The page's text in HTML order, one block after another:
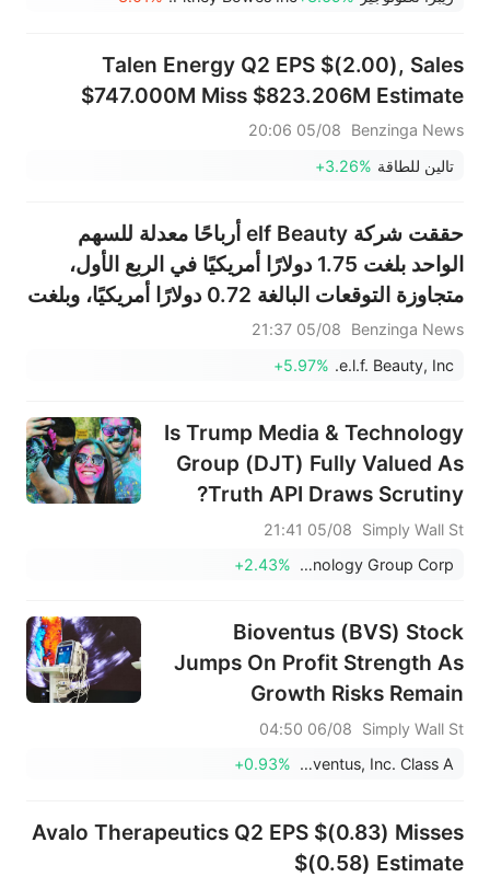
Talen Energy Q2 EPS $(2.00), Sales
$747.000M Miss $823.206M Estimate
Benzinga News
05/08 20:06
تالين للطاقة +3.26%
حققت شركة elf Beauty أرباحًا معدلة للسهم
الواحد بلغت 1.75 دولارًا أمريكيًا في الربع الأول،
متجاوزة التوقعات البالغة 0.72 دولارًا أمريكيًا، وبلغت
المبيعات 479.373 مليون دولار أمريكي، متجاوزة
التوقعات البالغة 429.192 مليون دولار أمريكي.
Benzinga News
05/08 21:37
e.l.f. Beauty, Inc.
+5.97%
Is Trump Media & Technology
Group (DJT) Fully Valued As
Truth API Draws Scrutiny?
Simply Wall St
05/08 21:41
Trump Media & Technology Group Corp.
+2.43%
Bioventus (BVS) Stock
Jumps On Profit Strength As
Growth Risks Remain
Simply Wall St
06/08 04:50
Bioventus, Inc. Class A
+0.93%
Avalo Therapeutics Q2 EPS $(0.83) Misses
$(0.58) Estimate